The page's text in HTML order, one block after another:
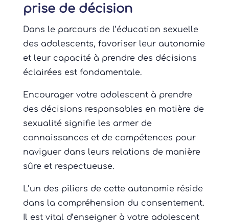
prise de décision
Dans le parcours de l’éducation sexuelle
des adolescents, favoriser leur autonomie
et leur capacité à prendre des décisions
éclairées est fondamentale.
Encourager votre adolescent à prendre
des décisions responsables en matière de
sexualité signifie les armer de
connaissances et de compétences pour
naviguer dans leurs relations de manière
sûre et respectueuse.
L’un des piliers de cette autonomie réside
dans la compréhension du consentement.
Il est vital d’enseigner à votre adolescent